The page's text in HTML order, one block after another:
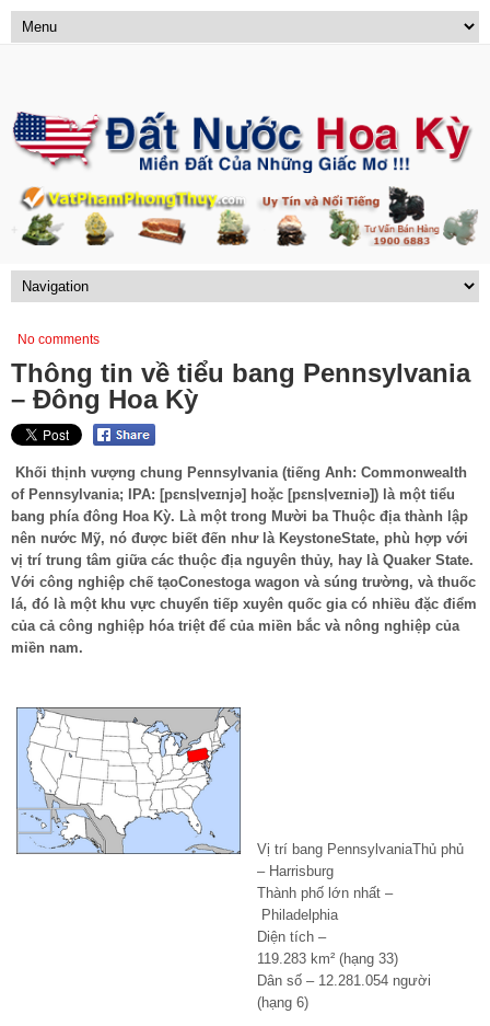
No comments
Thông tin về tiểu bang Pennsylvania
– Đông Hoa Kỳ
Khối thịnh vượng chung Pennsylvania (tiếng Anh: Commonwealth
of Pennsylvania; IPA: [pɛnsl̩veɪnjə] hoặc [pɛnsl̩veɪniə]) là một tiểu
bang phía đông Hoa Kỳ. Là một trong Mười ba Thuộc địa thành lập
nên nước Mỹ, nó được biết đến như là KeystoneState, phù hợp với
vị trí trung tâm giữa các thuộc địa nguyên thủy, hay là Quaker State.
Với công nghiệp chế tạoConestoga wagon và súng trường, và thuốc
lá, đó là một khu vực chuyển tiếp xuyên quốc gia có nhiều đặc điểm
của cả công nghiệp hóa triệt để của miền bắc và nông nghiệp của
miền nam.
Vị trí bang PennsylvaniaThủ phủ
– Harrisburg
Thành phố lớn nhất –
Philadelphia
Diện tích –
119.283 km² (hạng 33)
Dân số – 12.281.054 người
(hạng 6)